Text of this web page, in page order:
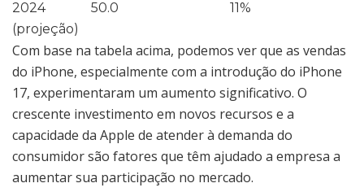
2024
(projeção)
50.0 11%
Com base na tabela acima, podemos ver que as vendas
do iPhone, especialmente com a introdução do iPhone
17, experimentaram um aumento significativo. O
crescente investimento em novos recursos e a
capacidade da Apple de atender à demanda do
consumidor são fatores que têm ajudado a empresa a
aumentar sua participação no mercado.